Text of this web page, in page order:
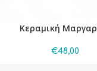
Κεραμική
€48,00